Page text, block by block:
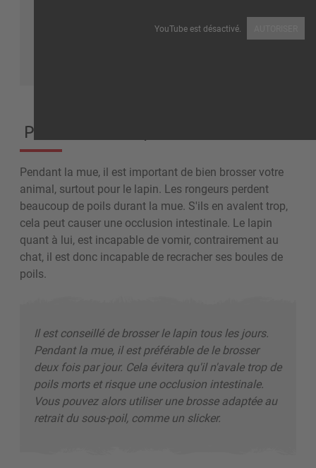
YouTube est désactivé.
Pour retirer les poils morts
Pendant la mue, il est important de bien brosser votre
animal, surtout pour le lapin. Les rongeurs perdent
beaucoup de poils durant la mue. S'ils en avalent trop,
cela peut causer une occlusion intestinale. Le lapin
quant à lui, est incapable de vomir, contrairement au
chat, il est donc incapable de recracher ses boules de
poils.
Il est conseillé de brosser le lapin tous les jours.
Pendant la mue, il est préférable de le brosser
deux fois par jour. Cela évitera qu'il n'avale trop de
poils morts et risque une occlusion intestinale.
Vous pouvez alors utiliser une brosse adaptée au
retrait du sous-poil, comme un slicker.